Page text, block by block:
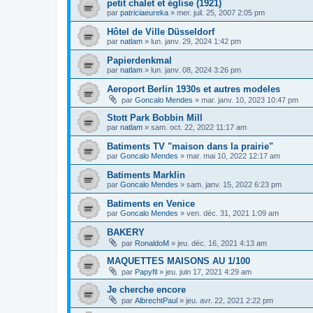
petit chalet et église (1921)
par patriciaeureka » mer. juil. 25, 2007 2:05 pm
Hôtel de Ville Düsseldorf
par natlam » lun. janv. 29, 2024 1:42 pm
Papierdenkmal
par natlam » lun. janv. 08, 2024 3:26 pm
Aeroport Berlin 1930s et autres modeles
par Goncalo Mendes » mar. janv. 10, 2023 10:47 pm
Stott Park Bobbin Mill
par natlam » sam. oct. 22, 2022 11:17 am
Batiments TV "maison dans la prairie"
par Goncalo Mendes » mar. mai 10, 2022 12:17 am
Batiments Marklin
par Goncalo Mendes » sam. janv. 15, 2022 6:23 pm
Batiments en Venice
par Goncalo Mendes » ven. déc. 31, 2021 1:09 am
BAKERY
par RonaldoM » jeu. déc. 16, 2021 4:13 am
MAQUETTES MAISONS AU 1/100
par Papyfil » jeu. juin 17, 2021 4:29 am
Je cherche encore
par AlbrechtPaul » jeu. avr. 22, 2021 2:22 pm